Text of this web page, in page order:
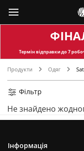
Термін відправкидо 7
Продукти Одяг
Фільтр
Не знайдено
Інформація